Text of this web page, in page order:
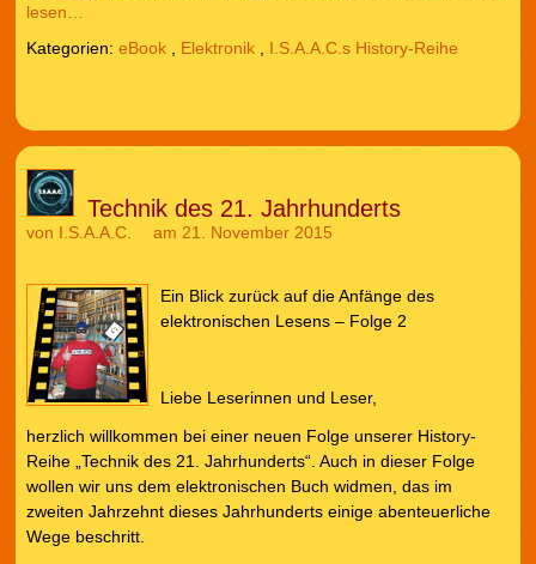
lesen…
Kategorien: eBook, Elektronik, I.S.A.A.C.s History-Reihe
Technik des 21. Jahrhunderts
von I.S.A.A.C. am 21. November 2015
Ein Blick zurück auf die Anfänge des
elektronischen Lesens – Folge 2
Liebe Leserinnen und Leser,
herzlich willkommen bei einer neuen Folge unserer History-
Reihe „Technik des 21. Jahrhunderts“. Auch in dieser Folge
wollen wir uns dem elektronischen Buch widmen, das im
zweiten Jahrzehnt dieses Jahrhunderts einige abenteuerliche
Wege beschritt.